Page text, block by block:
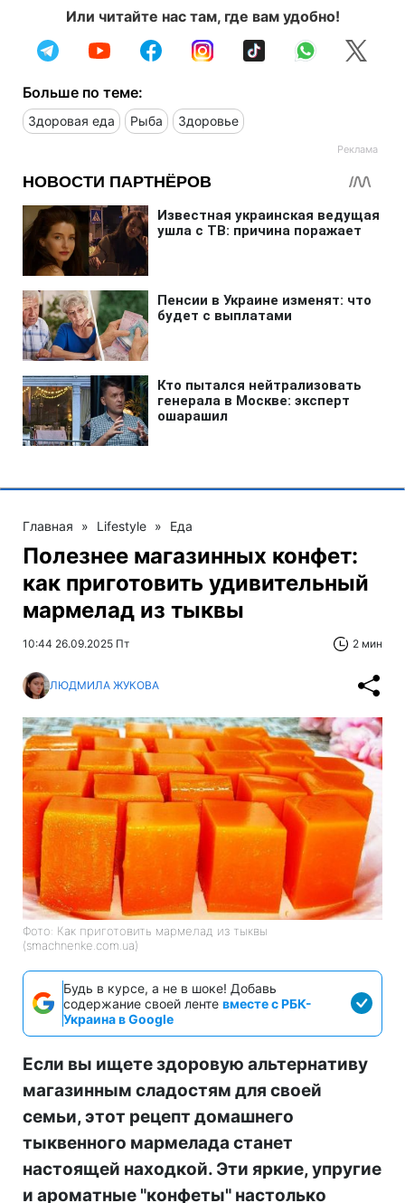
Или читайте нас там, где вам удобно!
Больше по теме:
Здоровая еда Рыба Здоровье
Главная » Lifestyle » Еда
Полезнее магазинных конфет:
как приготовить удивительный
мармелад из тыквы
10:44 26.09.2025 Пт 2 мин
ЛЮДМИЛА ЖУКОВА
Фото: Как приготовить мармелад из тыквы
(smachnenke.com.ua)
Будь в курсе, а не в шоке! Добавь
содержание своей ленте вместе с РБК-
Украина в Google
Если вы ищете здоровую альтернативу
магазинным сладостям для своей
семьи, этот рецепт домашнего
тыквенного мармелада станет
настоящей находкой. Эти яркие, упругие
и ароматные "конфеты" настолько